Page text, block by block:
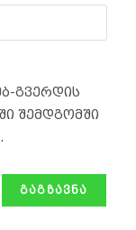
გვერდის
შემდგომში